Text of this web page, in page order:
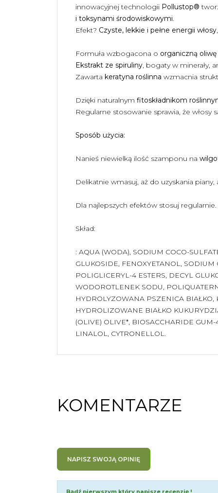
innowacyjnej technologii Pollustop®
i toksynami środowiskowymi.
Efekt? Czyste, lekkie i pełne energii włosy
Formuła wzbogacona o organiczną
Ekstrakt ze spiruliny, bogaty w minerały,
Zawarta keratyna roślinna wzmacnia
Dzięki naturalnym fitoskładnikom
Regularne stosowanie sprawia, że włosy
‍Sposób użycia:
Nanieś niewielką ilość szamponu na
Delikatnie wmasuj, aż do uzyskania
Dla najlepszych efektów stosuj regularnie.
Skład:
: AQUA (WODA), SODIUM COCO-
GLUKOSIDE, FENOXYETANOL,
POLIGLICERYL-4 ESTERS, DECYL
WODOROTLENEK SODU,
HYDROLYZOWANA PSZENICA BIAŁKO,
HYDROLIZOWANE BIAŁKO
(OLIVE) OLIVE*, BIOSACCHARIDE
LINALOL, CYTRONELLOL.
KOMENTARZE
NAPISZ SWOJĄ OPINIĘ
Bądź pierwszym który napisze recenzję !